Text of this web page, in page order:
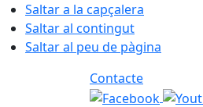
Saltar a la capçalera
Saltar al contingut
Saltar al peu de pàgina
Contacte